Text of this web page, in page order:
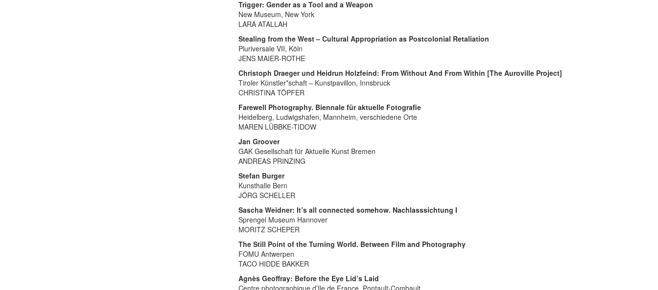
Trigger: Gender as a Tool and a Weapon
New Museum, New York
LARA ATALLAH
Stealing from the West – Cultural Appropriation as Postcolonial Retaliation
Pluriversale VII, Köln
JENS MAIER-ROTHE
Christoph Draeger und Heidrun Holzfeind: From Without And From Within [The Auroville Project]
Tiroler Künstler*schaft – Kunstpavillon, Innsbruck
CHRISTINA TÖPFER
Farewell Photography. Biennale für aktuelle Fotografie
Heidelberg, Ludwigshafen, Mannheim, verschiedene Orte
MAREN LÜBBKE-TIDOW
Jan Groover
GAK Gesellschaft für Aktuelle Kunst Bremen
ANDREAS PRINZING
Stefan Burger
Kunsthalle Bern
JÖRG SCHELLER
Sascha Weidner: It’s all connected somehow. Nachlasssichtung I
Sprengel Museum Hannover
MORITZ SCHEPER
The Still Point of the Turning World. Between Film and Photography
FOMU Antwerpen
TACO HIDDE BAKKER
Agnès Geoffray: Before the Eye Lid’s Laid